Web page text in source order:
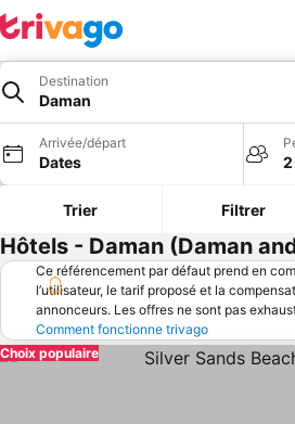
Destination
Daman
Arrivée/départ
Dates
Trier Filtrer
Hôtels - Daman (Daman
Ce référencement par défaut prend en
l’utilisateur, le tarif proposé et la
annonceurs. Les offres ne sont pas
Comment fonctionne trivago
Choix populaire